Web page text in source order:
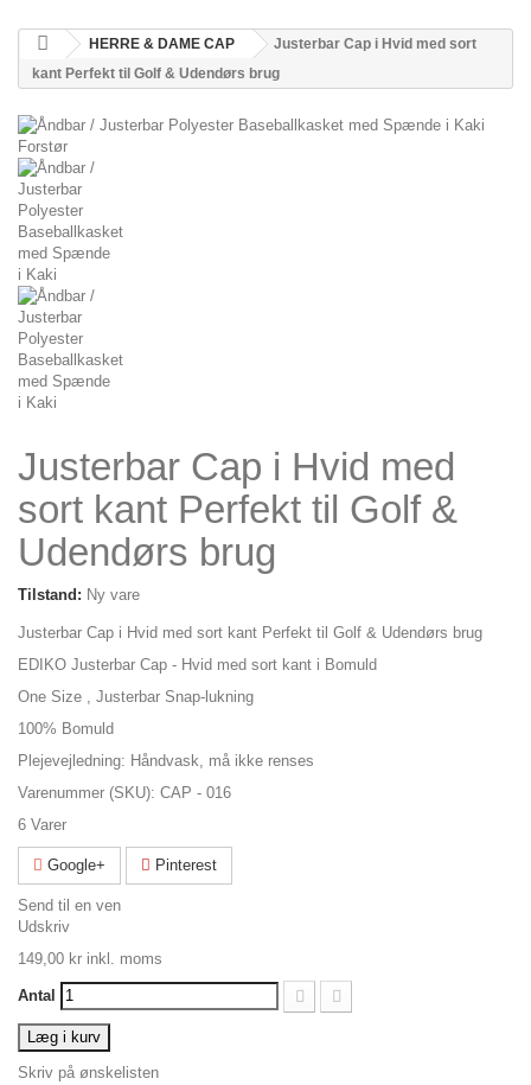
HERRE & DAME CAP
Justerbar Cap i Hvid med sort
kant Perfekt til Golf & Udendørs brug
Forstør
Justerbar Cap i Hvid med
sort kant Perfekt til Golf &
Udendørs brug
Tilstand: Ny vare
Justerbar Cap i Hvid med sort kant Perfekt til Golf & Udendørs brug
EDIKO Justerbar Cap - Hvid med sort kant i Bomuld
One Size , Justerbar Snap-lukning
100% Bomuld
Plejevejledning: Håndvask, må ikke renses
Varenummer (SKU): CAP - 016
6 Varer
Google+ Pinterest
Send til en ven
Udskriv
149,00 kr inkl. moms
Antal
Læg i kurv
Skriv på ønskelisten